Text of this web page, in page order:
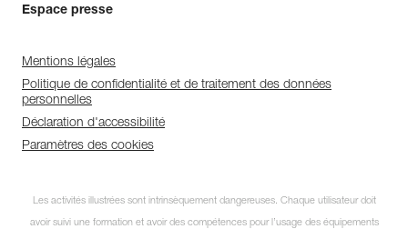
Espace presse
Mentions légales
Politique de confidentialité et de traitement des données
personnelles
Déclaration d'accessibilité
Paramètres des cookies
Les activités illustrées sont intrinsèquement dangereuses. Chaque utilisateur doit
avoir suivi une formation et avoir des compétences pour l’usage des équipements